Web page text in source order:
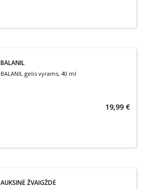
BALANIL
BALANIL gelis vyrams, 40 ml
19,99 €
AUKSINĖ ŽVAIGŽDĖ